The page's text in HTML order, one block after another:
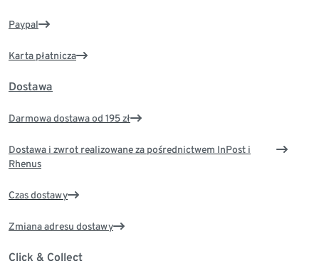
Paypal
Karta płatnicza
Dostawa
Darmowa dostawa od 195 zł
Dostawa i zwrot realizowane za pośrednictwem InPost i
Rhenus
Czas dostawy
Zmiana adresu dostawy
Click & Collect